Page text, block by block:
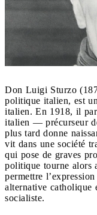
Don Luigi Sturzo
politique italien, est
italien. En 1918, il
italien — précurseur
plus tard donne
vit dans une société
qui pose de graves
politique tourne alors
permettre
alternative catholique
socialiste.